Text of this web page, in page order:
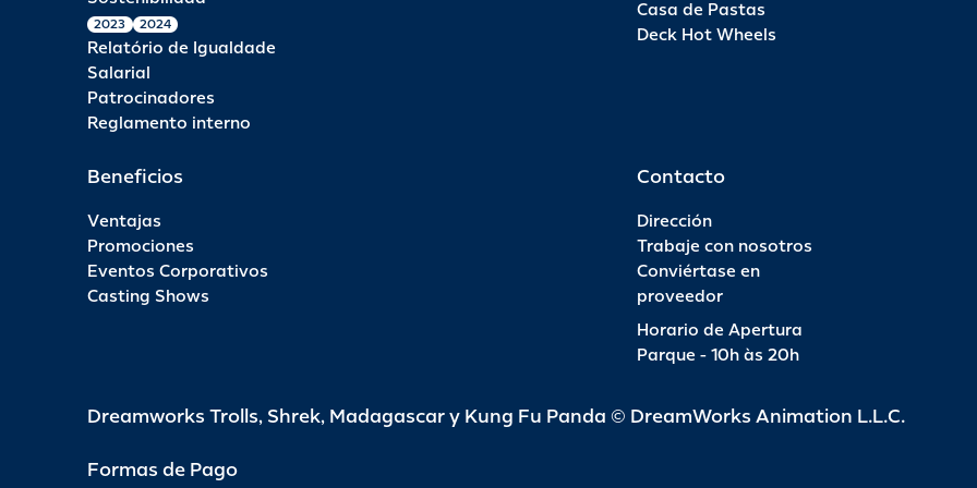
2023 2024
Relatório de Igualdade
Salarial
Patrocinadores
Reglamento interno
Casa de Pastas
Deck Hot Wheels
Beneficios
Ventajas
Promociones
Eventos Corporativos
Casting Shows
Contacto
Dirección
Trabaje con nosotros
Conviértase en
proveedor
Horario de Apertura
Parque - 10h às 20h
Dreamworks Trolls, Shrek, Madagascar y Kung Fu Panda © DreamWorks Animation L.L.C.
Formas de Pago